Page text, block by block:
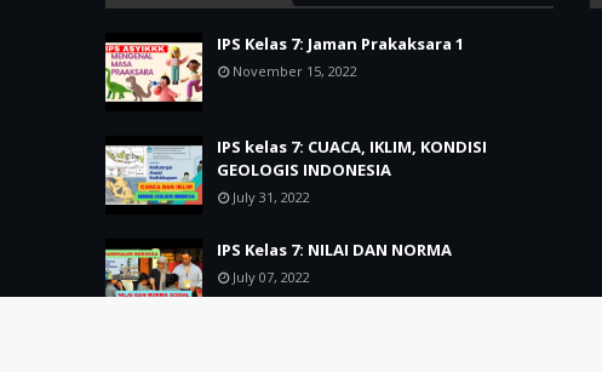
IPS Kelas 7: Jaman Prakaksara 1
November 15, 2022
IPS kelas 7: CUACA, IKLIM, KONDISI
GEOLOGIS INDONESIA
July 31, 2022
IPS Kelas 7: NILAI DAN NORMA
July 07, 2022